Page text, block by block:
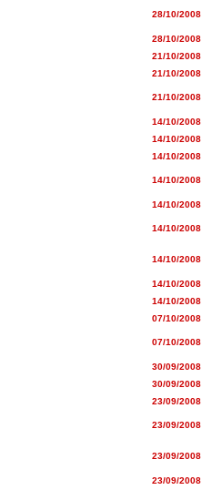
28/10/2008
28/10/2008
21/10/2008
21/10/2008
21/10/2008
14/10/2008
14/10/2008
14/10/2008
14/10/2008
14/10/2008
14/10/2008
14/10/2008
14/10/2008
14/10/2008
07/10/2008
07/10/2008
30/09/2008
30/09/2008
23/09/2008
23/09/2008
23/09/2008
23/09/2008